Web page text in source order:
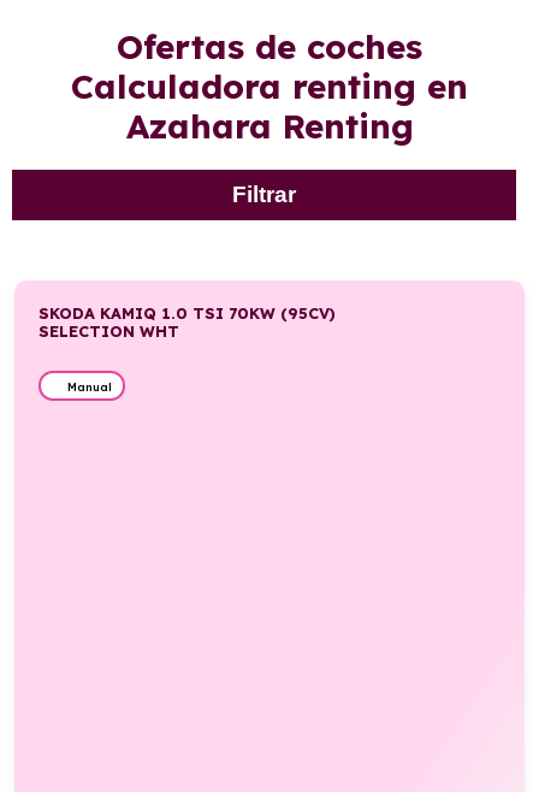
Ofertas de coches
Calculadora renting en
Azahara Renting
Filtrar
SKODA KAMIQ 1.0 TSI 70KW (95CV)
SELECTION WHT
Manual